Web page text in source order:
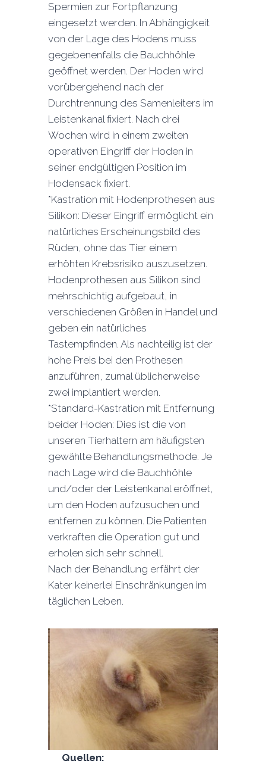
Spermien zur Fortpflanzung
eingesetzt werden. In Abhängigkeit
von der Lage des Hodens muss
gegebenenfalls die Bauchhöhle
geöffnet werden. Der Hoden wird
vorübergehend nach der
Durchtrennung des Samenleiters im
Leistenkanal fixiert. Nach drei
Wochen wird in einem zweiten
operativen Eingriff der Hoden in
seiner endgültigen Position im
Hodensack fixiert.
*Kastration mit Hodenprothesen aus
Silikon: Dieser Eingriff ermöglicht ein
natürliches Erscheinungsbild des
Rüden, ohne das Tier einem
erhöhten Krebsrisiko auszusetzen.
Hodenprothesen aus Silikon sind
mehrschichtig aufgebaut, in
verschiedenen Größen in Handel und
geben ein natürliches
Tastempfinden. Als nachteilig ist der
hohe Preis bei den Prothesen
anzuführen, zumal üblicherweise
zwei implantiert werden.
*Standard-Kastration mit Entfernung
beider Hoden: Dies ist die von
unseren Tierhaltern am häufigsten
gewählte Behandlungsmethode. Je
nach Lage wird die Bauchhöhle
und/oder der Leistenkanal eröffnet,
um den Hoden aufzusuchen und
entfernen zu können. Die Patienten
verkraften die Operation gut und
erholen sich sehr schnell.
Nach der Behandlung erfährt der
Kater keinerlei Einschränkungen im
täglichen Leben.
Quellen: